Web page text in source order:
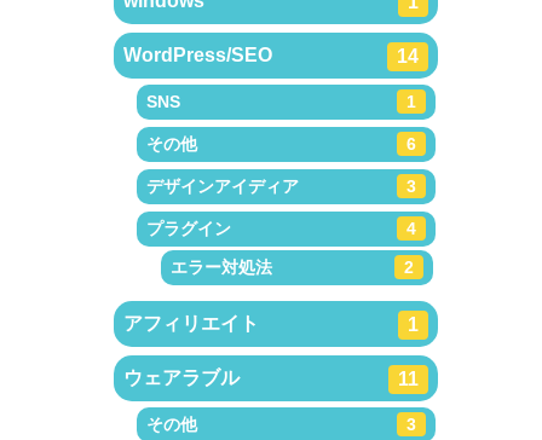
WordPress/SEO 14
SNS 1
その他 6
デザインアイディア 3
プラグイン
4
エラー対処法
2
アフィリエイト 1
ウェアラブル 11
その他 3